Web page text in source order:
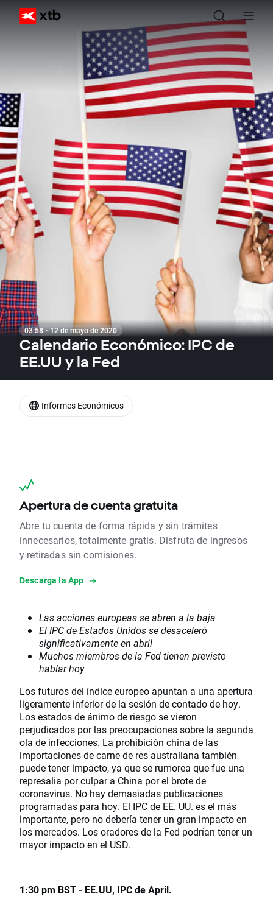
03:58 · 12 de mayo de 2020
Calendario Económico: IPC de
EE.UU y la Fed
Apertura de cuenta gratuita
Abre tu cuenta de forma rápida y sin trámites
innecesarios, totalmente gratis. Disfruta de ingresos
y retiradas sin comisiones.
Descarga la App
Las acciones europeas se abren a la baja
El IPC de Estados Unidos se desaceleró
significativamente en abril
Muchos miembros de la Fed tienen previsto
hablar hoy
Los futuros del índice europeo apuntan a una apertura
ligeramente inferior de la sesión de contado de hoy.
Los estados de ánimo de riesgo se vieron
perjudicados por las preocupaciones sobre la segunda
ola de infecciones. La prohibición china de las
importaciones de carne de res australiana también
puede tener impacto, ya que se rumorea que fue una
represalia por culpar a China por el brote de
coronavirus. No hay demasiadas publicaciones
programadas para hoy. El IPC de EE. UU. es el más
importante, pero no debería tener un gran impacto en
los mercados. Los oradores de la Fed podrían tener un
mayor impacto en el USD.
1:30 pm BST - EE.UU, IPC de April.
Informes Económicos